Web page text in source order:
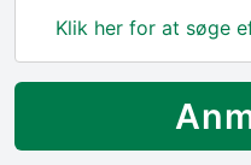
Klik her for at søge